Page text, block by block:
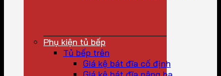
Phụ kiện tủ bếp
Tủ bếp trên
Giá kệ bát đĩa cố định